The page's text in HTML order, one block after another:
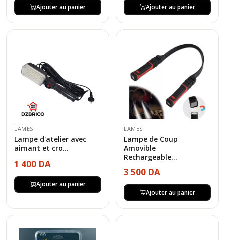
Ajouter au panier Ajouter au panier
LAMES
Lampe d'atelier avec
aimant et cro...
1 400 DA
Ajouter au panier
LAMES
Lampe de Coup
Amovible
Rechargeable...
3 500 DA
Ajouter au panier